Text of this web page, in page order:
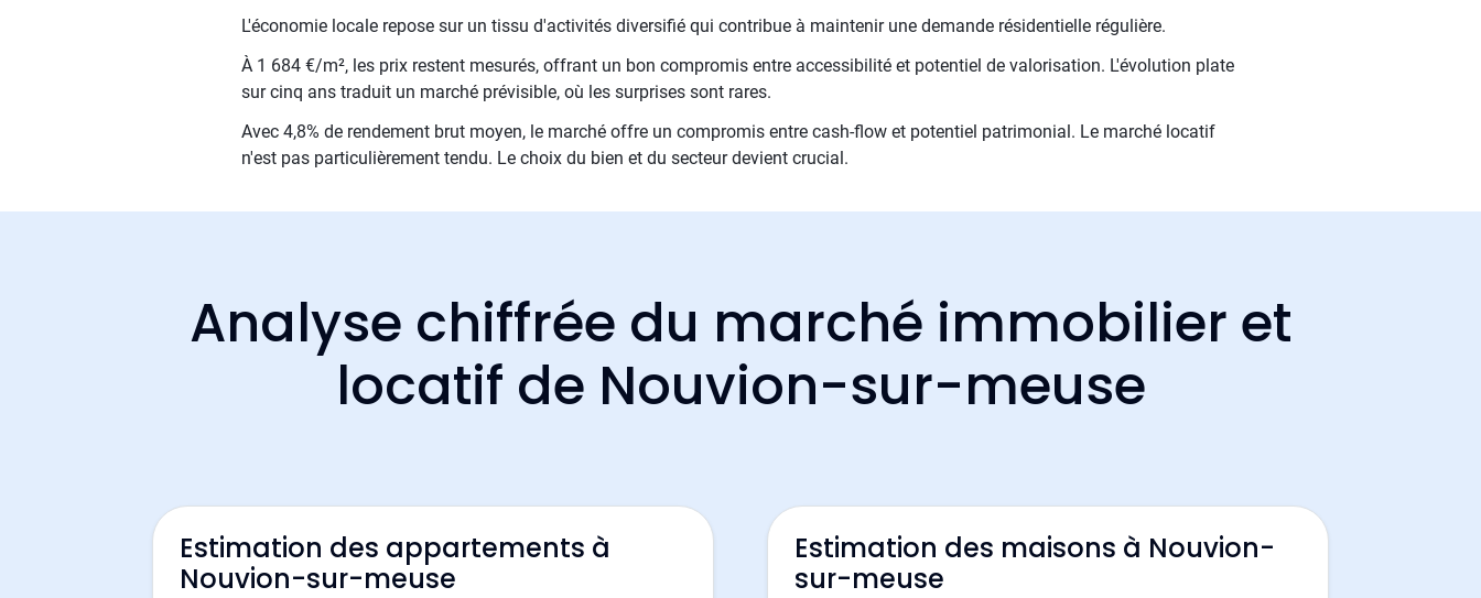
L'économie locale repose sur un tissu d'activités diversifié qui contribue à maintenir une demande résidentielle régulière.
À 1 684 €/m², les prix restent mesurés, offrant un bon compromis entre accessibilité et potentiel de valorisation. L'évolution plate
sur cinq ans traduit un marché prévisible, où les surprises sont rares.
Avec 4,8% de rendement brut moyen, le marché offre un compromis entre cash-flow et potentiel patrimonial. Le marché locatif
n'est pas particulièrement tendu. Le choix du bien et du secteur devient crucial.
Analyse chiffrée du marché immobilier et
locatif de Nouvion-sur-meuse
Estimation des appartements à
Nouvion-sur-meuse
Estimation des maisons à Nouvion-
sur-meuse